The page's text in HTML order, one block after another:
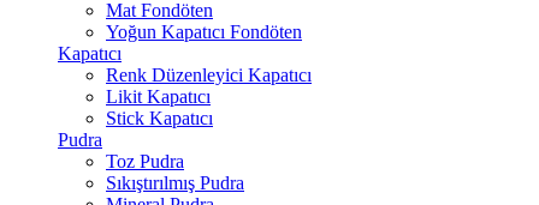
Mat Fondöten
Yoğun Kapatıcı Fondöten
Kapatıcı
Renk Düzenleyici Kapatıcı
Likit Kapatıcı
Stick Kapatıcı
Pudra
Toz Pudra
Sıkıştırılmış Pudra